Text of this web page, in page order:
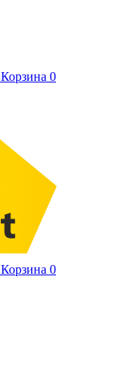
Корзина 0
Корзина 0